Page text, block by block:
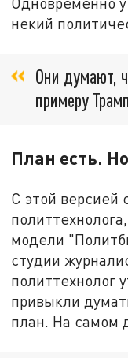
некий
Они думают,
примеру
План есть.
С этой версией
модели
студии
политтехнолог
привыкли
план. На самом